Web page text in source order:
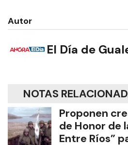
Autor
El Día de
NOTAS
Proponen
de Honor de
Entre Ríos”